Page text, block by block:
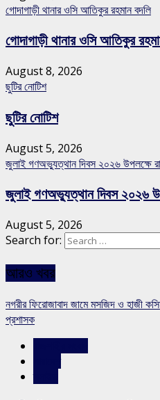
গোদাগাড়ী থানার ওসি আতিকুর রহমান বদলি
গোদাগাড়ী থানার ওসি আতিকুর
August 8, 2026
ছুটির নোটিশ
ছুটির নোটিশ
August 5, 2026
জুলাই গণঅভ্যুত্থান দিবস ২০২৬ উপলক্ষে
জুলাই গণঅভ্যুত্থান দিবস ২০২৬
August 5, 2026
Search for:
আরও খবর
নগরীর ফিরোজাবাদ জামে মসজিদ ও হাজী
প্রশাসক